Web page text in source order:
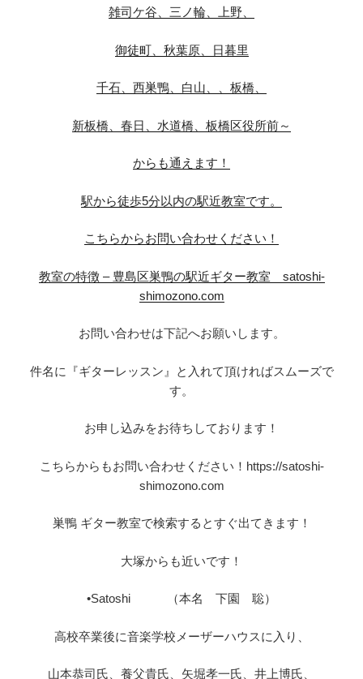
雑司ケ谷、三ノ輪、上野、
御徒町、秋葉原、日暮里
千石、西巣鴨、白山、、板橋、
新板橋、春日、水道橋、板橋区役所前～
からも通えます！
駅から徒歩5分以内の駅近教室です。
こちらからお問い合わせください！
教室の特徴 – 豊島区巣鴨の駅近ギター教室 satoshi-
shimozono.com
お問い合わせは下記へお願いします。
件名に『ギターレッスン』と入れて頂ければスムーズで
す。
お申し込みをお待ちしております！
こちらからもお問い合わせください！https://satoshi-
shimozono.com
巣鴨 ギター教室で検索するとすぐ出てきます！
大塚からも近いです！
•Satoshi （本名 下園 聡）
高校卒業後に音楽学校メーザーハウスに入り、
山本恭司氏、養父貴氏、矢堀孝一氏、井上博氏、